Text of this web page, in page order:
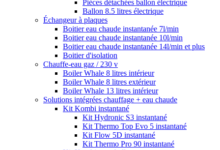
Pièces détachées ballon électrique
Ballon 8.5 litres électrique
Échangeur à plaques
Boitier eau chaude instantanée 7l/min
Boitier eau chaude instantanée 10l/min
Boitier eau chaude instantanée 14l/min et plus
Boitier d'isolation
Chauffe-eau gaz / 230 v
Boiler Whale 8 litres intérieur
Boiler Whale 8 litres extérieur
Boiler Whale 13 litres intérieur
Solutions intégrées chauffage + eau chaude
Kit Kombi instantané
Kit Hydronic S3 instantané
Kit Thermo Top Evo 5 instantané
Kit Flow 5D instantané
Kit Thermo Pro 90 instantané